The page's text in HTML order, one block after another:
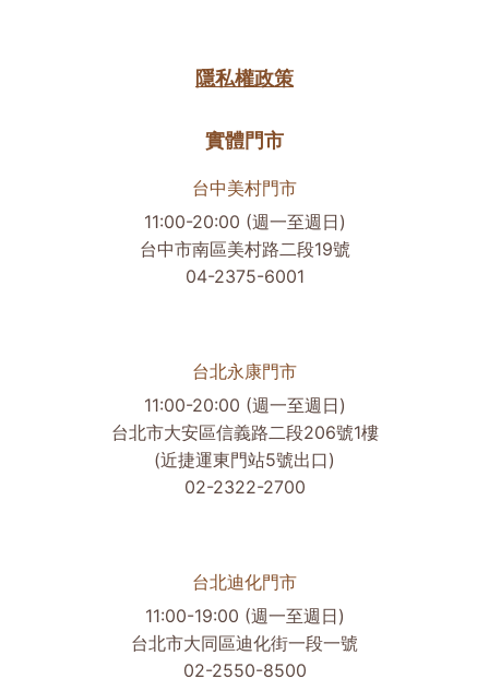
隱私權政策
實體門市
台中美村門市
11:00-20:00 (週一至週日)
台中市南區美村路二段19號
04-2375-6001
台北永康門市
11:00-20:00 (週一至週日)
台北市大安區信義路二段206號1樓
(近捷運東門站5號出口)
02-2322-2700
台北迪化門市
11:00-19:00 (週一至週日)
台北市大同區迪化街一段一號
02-2550-8500